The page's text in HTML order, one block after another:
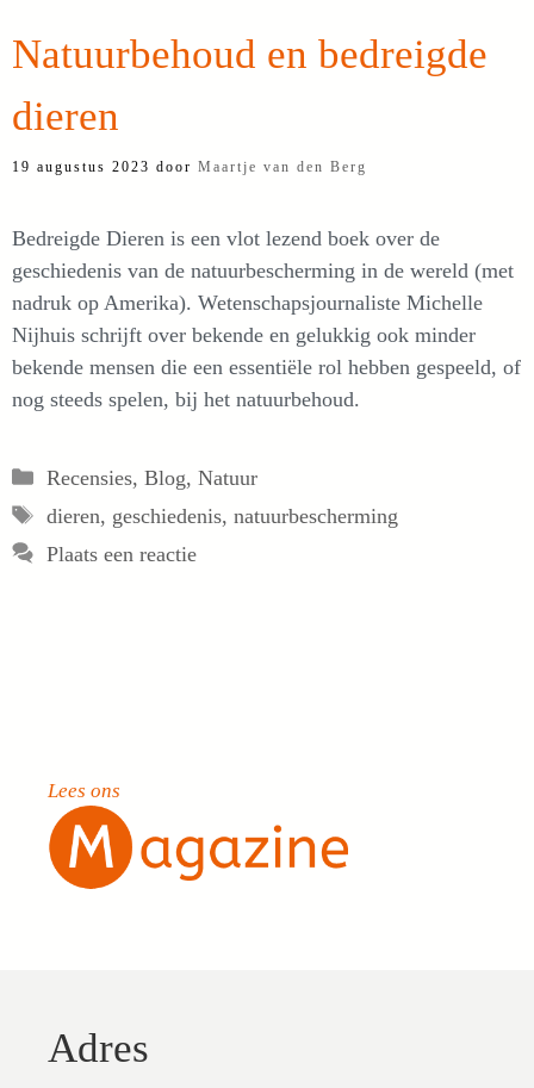
Natuurbehoud en bedreigde
dieren
19 augustus 2023 door Maartje van den Berg
Bedreigde Dieren is een vlot lezend boek over de
geschiedenis van de natuurbescherming in de wereld (met
nadruk op Amerika). Wetenschapsjournaliste Michelle
Nijhuis schrijft over bekende en gelukkig ook minder
bekende mensen die een essentiële rol hebben gespeeld, of
nog steeds spelen, bij het natuurbehoud.
Categorieën
Recensies, Blog, Natuur
Tags
dieren, geschiedenis, natuurbescherming
Plaats een reactie
Lees ons
Adres